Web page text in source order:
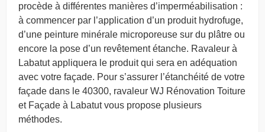
procède à différentes manières d’imperméabilisation :
à commencer par l’application d’un produit hydrofuge,
d’une peinture minérale microporeuse sur du plâtre ou
encore la pose d’un revêtement étanche. Ravaleur à
Labatut appliquera le produit qui sera en adéquation
avec votre façade. Pour s’assurer l’étanchéité de votre
façade dans le 40300, ravaleur WJ Rénovation Toiture
et Façade à Labatut vous propose plusieurs
méthodes.